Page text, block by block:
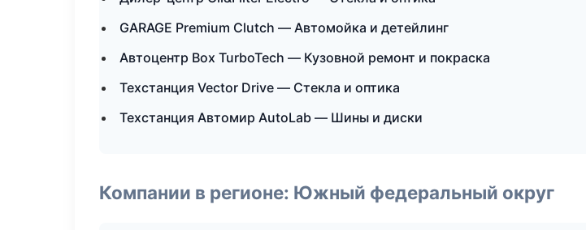
GARAGE Premium Clutch — Автомойка и детейлинг
Автоцентр Box TurboTech — Кузовной ремонт и покраска
Техстанция Vector Drive — Стекла и оптика
Техстанция Автомир AutoLab — Шины и диски
Компании в регионе: Южный федеральный округ